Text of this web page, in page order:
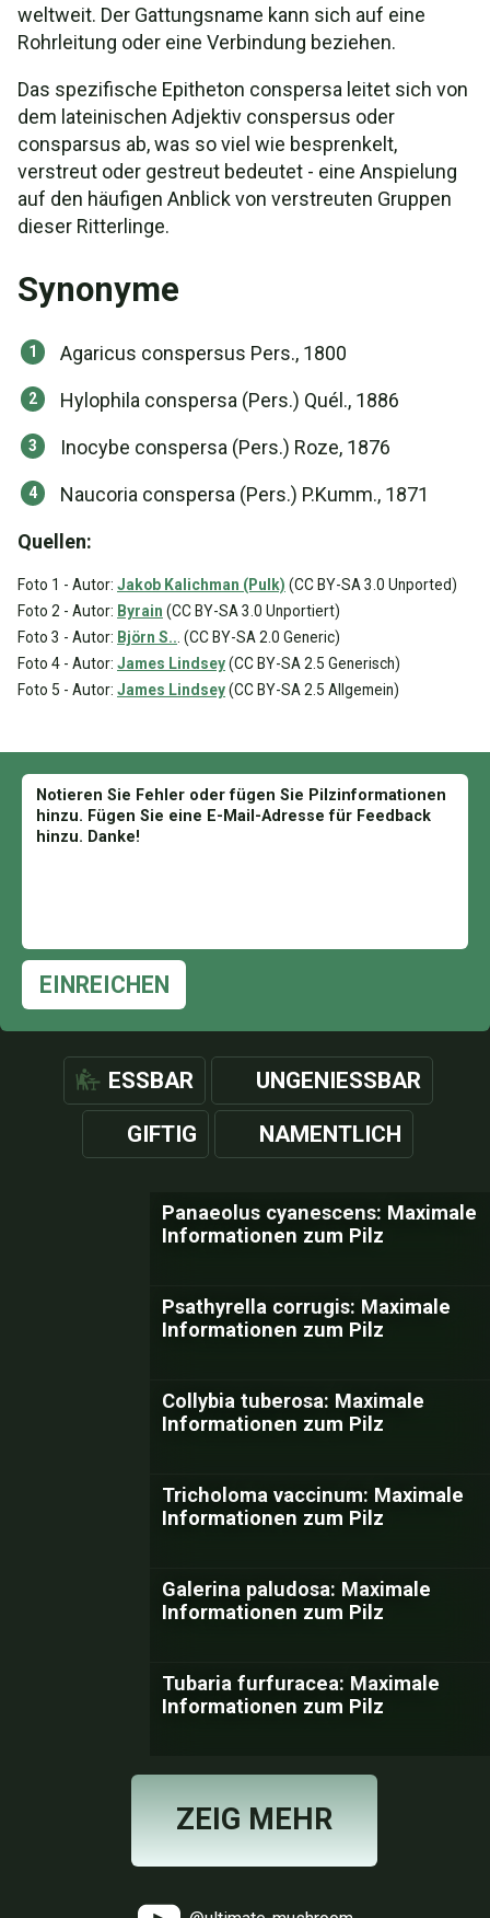
weltweit. Der Gattungsname kann sich auf eine
Rohrleitung oder eine Verbindung beziehen.
Das spezifische Epitheton conspersa leitet sich von
dem lateinischen Adjektiv conspersus oder
consparsus ab, was so viel wie besprenkelt,
verstreut oder gestreut bedeutet - eine Anspielung
auf den häufigen Anblick von verstreuten Gruppen
dieser Ritterlinge.
Synonyme
Agaricus conspersus Pers., 1800
Hylophila conspersa (Pers.) Quél., 1886
Inocybe conspersa (Pers.) Roze, 1876
Naucoria conspersa (Pers.) P.Kumm., 1871
Quellen:
Foto 1 - Autor: Jakob Kalichman (Pulk) (CC BY-SA 3.0 Unported)
Foto 2 - Autor: Byrain (CC BY-SA 3.0 Unportiert)
Foto 3 - Autor: Björn S.. . (CC BY-SA 2.0 Generic)
Foto 4 - Autor: James Lindsey(CC BY-SA 2.5 Generisch)
Foto 5 - Autor: James Lindsey(CC BY-SA 2.5 Allgemein)
EINREICHEN
ESSBAR UNGENIESSBAR
GIFTIG NAMENTLICH
Panaeolus cyanescens: Maximale
Informationen zum Pilz
Psathyrella corrugis: Maximale
Informationen zum Pilz
Collybia tuberosa: Maximale
Informationen zum Pilz
Tricholoma vaccinum: Maximale
Informationen zum Pilz
Galerina paludosa: Maximale
Informationen zum Pilz
Tubaria furfuracea: Maximale
Informationen zum Pilz
ZEIG MEHR